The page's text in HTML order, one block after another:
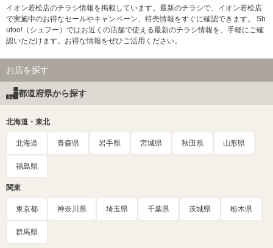
イオン若松店のチラシ情報を掲載しています。最新のチラシで、イオン若松店
で実施中のお得なセールやキャンペーン、特売情報をすぐに確認できます。 Sh
ufoo!（シュフー）ではお近くの店舗で使える最新のチラシ情報を、手軽にご確
認いただけます。お得な情報をぜひご活用ください。
お店を探す
都道府県から探す
北海道・東北
北海道 青森県 岩手県 宮城県 秋田県 山形県
福島県
関東
東京都 神奈川県 埼玉県 千葉県 茨城県 栃木県
群馬県